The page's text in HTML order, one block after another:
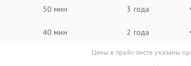
50 мин 3 года
40 мин 2 года
Цены в прайс-листе указаны